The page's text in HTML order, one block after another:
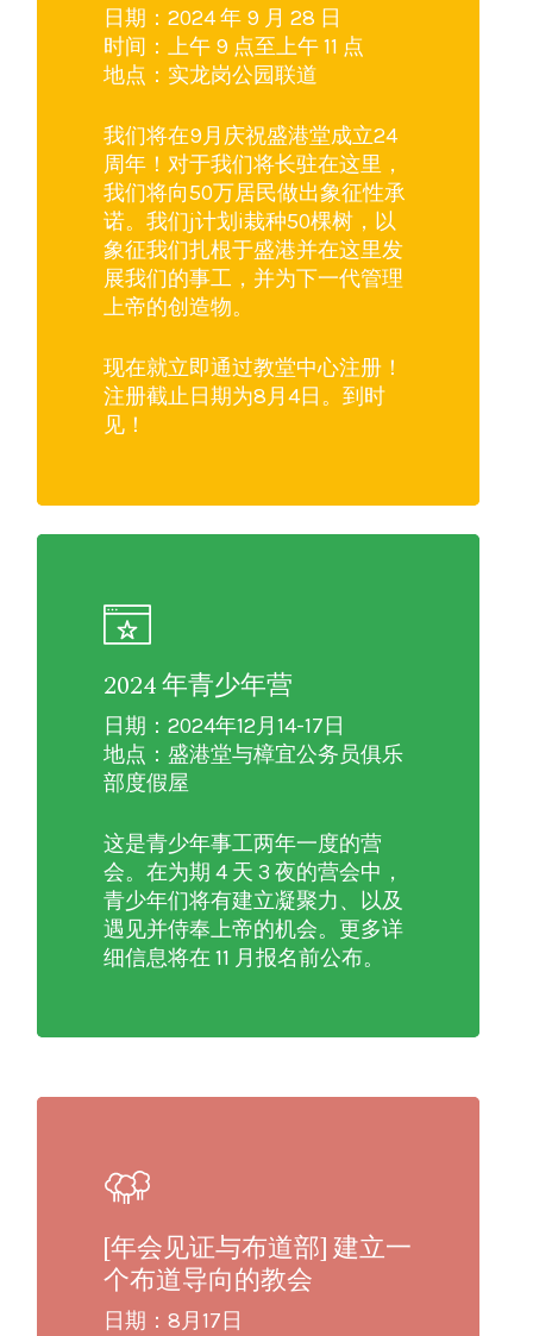
日期：2024 年 9 月 28 日
时间：上午 9 点至上午 11 点
地点：实龙岗公园联道
我们将在9月庆祝盛港堂成立24
周年！对于我们将长驻在这里，
我们将向50万居民做出象征性承
诺。我们j计划i栽种50棵树，以
象征我们扎根于盛港并在这里发
展我们的事工，并为下一代管理
上帝的创造物。
现在就立即通过教堂中心注册！
注册截止日期为8月4日。到时
见！
2024 年青少年营
日期：2024年12月14-17日
地点：盛港堂与樟宜公务员俱乐
部度假屋
这是青少年事工两年一度的营
会。在为期 4 天 3 夜的营会中，
青少年们将有建立凝聚力、以及
遇见并侍奉上帝的机会。更多详
细信息将在 11 月报名前公布。
[年会见证与布道部] 建立一
个布道导向的教会
日期：8月17日